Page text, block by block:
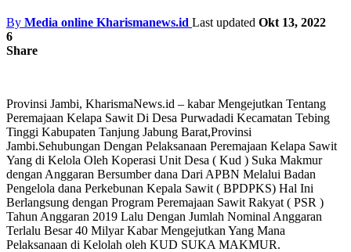
By Media online Kharismanews.id Last updated Okt 13, 2022
6
Share
Provinsi Jambi, KharismaNews.id – kabar Mengejutkan Tentang
Peremajaan Kelapa Sawit Di Desa Purwadadi Kecamatan Tebing
Tinggi Kabupaten Tanjung Jabung Barat,Provinsi
Jambi.Sehubungan Dengan Pelaksanaan Peremajaan Kelapa Sawit
Yang di Kelola Oleh Koperasi Unit Desa ( Kud ) Suka Makmur
dengan Anggaran Bersumber dana Dari APBN Melalui Badan
Pengelola dana Perkebunan Kepala Sawit ( BPDPKS) Hal Ini
Berlangsung dengan Program Peremajaan Sawit Rakyat ( PSR )
Tahun Anggaran 2019 Lalu Dengan Jumlah Nominal Anggaran
Terlalu Besar 40 Milyar Kabar Mengejutkan Yang Mana
Pelaksanaan di Kelolah oleh KUD SUKA MAKMUR.